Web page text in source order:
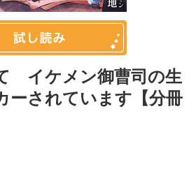
イケメン御曹司の生
ーされています【分冊